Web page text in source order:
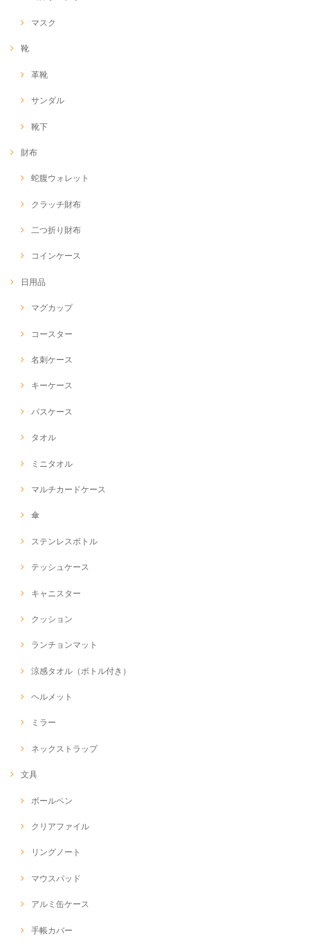
マスク
靴
革靴
サンダル
靴下
財布
蛇腹ウォレット
クラッチ財布
二つ折り財布
コインケース
日用品
マグカップ
コースター
名刺ケース
キーケース
パスケース
タオル
ミニタオル
マルチカードケース
傘
ステンレスボトル
テッシュケース
キャニスター
クッション
ランチョンマット
涼感タオル（ボトル付き）
ヘルメット
ミラー
ネックストラップ
文具
ボールペン
クリアファイル
リングノート
マウスパッド
アルミ缶ケース
手帳カバー